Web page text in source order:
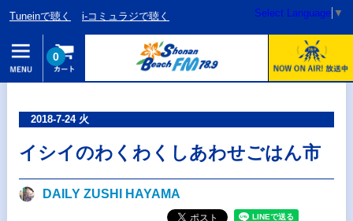
Tuneinで聴く i-コミュラジで聴く Select Language ▼
0
2018-7-24 火
イシイのわくわくしあわせごはん市
DAILY ZUSHI HAYAMA